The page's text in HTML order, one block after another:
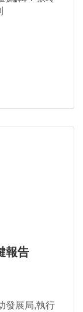
報告
發展局,執行